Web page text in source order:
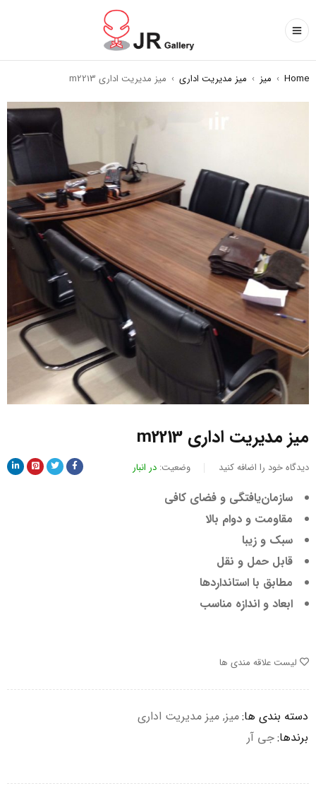
Home
› میز › میز مدیریت اداری › میز مدیریت اداری m2213
میز مدیریت اداری m2213
دیدگاه خود را اضافه کنید وضعیت: در انبار
سازمان‌یافتگی و فضای کافی
مقاومت و دوام بالا
سبک و زیبا
قابل حمل و نقل
مطابق با استانداردها
ابعاد و اندازه مناسب
لیست علاقه مندی ها
دسته بندی ها:میز, میز مدیریت اداری
برندها:جی آر